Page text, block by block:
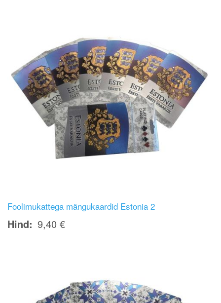
Foolimukattega mängukaardid Estonia 2
Hind 9,40 €